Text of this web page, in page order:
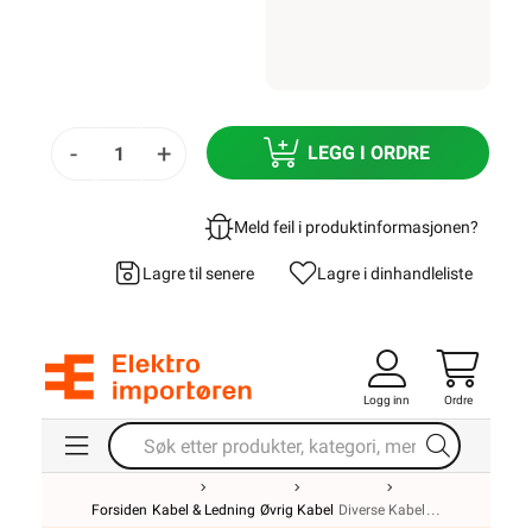
- + LEGG I ORDRE
Meld feil i produktinformasjonen?
Lagre til senere Lagre i dinhandleliste
Logg inn Ordre
Forsiden Kabel & Ledning Øvrig Kabel Diverse Kabel